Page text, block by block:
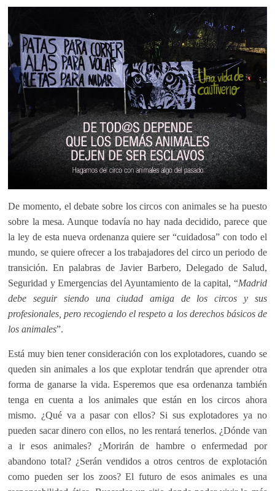
De momento, el debate sobre los circos con animales se ha puesto
sobre la mesa. Aunque todavía no hay nada decidido, parece que
la ley de esta nueva ordenanza quiere ser “cuidadosa” con todo el
mundo, se quiere ofrecer a los trabajadores del circo un periodo de
transición. En palabras de Javier Barbero, Delegado de Salud,
Seguridad y Emergencias del Ayuntamiento de la capital, “Madrid
debe seguir siendo una ciudad amiga de los circos y sus
profesionales, pero recogiendo el respeto a los derechos básicos de
los animales”.
Está muy bien tener consideración con los explotadores, cuando se
queden sin animales a los que explotar tendrán que aprender otra
forma de ganarse la vida. Esperemos que esa ordenanza también
tenga en cuenta a los animales que están en los circos ahora
mismo. ¿Qué va a pasar con ellos? Si sus explotadores ya no
pueden sacar dinero con ellos, no les rentará tenerlos. ¿Dónde van
a ir esos animales? ¿Morirán de hambre o enfermedad por
abandono total? ¿Serán vendidos a otros centros de explotación
como pueden ser los zoos? El futuro de esos animales es una